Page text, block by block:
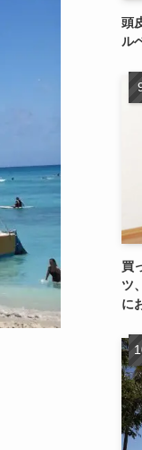
頭
ル
買
ツ
に